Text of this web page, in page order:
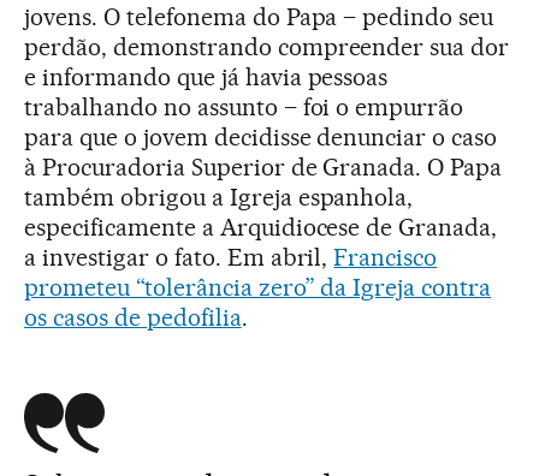
jovens. O telefonema do Papa – pedindo seu
perdão, demonstrando compreender sua dor
e informando que já havia pessoas
trabalhando no assunto – foi o empurrão
para que o jovem decidisse denunciar o caso
à Procuradoria Superior de Granada. O Papa
também obrigou a Igreja espanhola,
especificamente a Arquidiocese de Granada,
a investigar o fato. Em abril,Francisco
prometeu “tolerância zero” da Igreja contra
os casos de pedofilia.